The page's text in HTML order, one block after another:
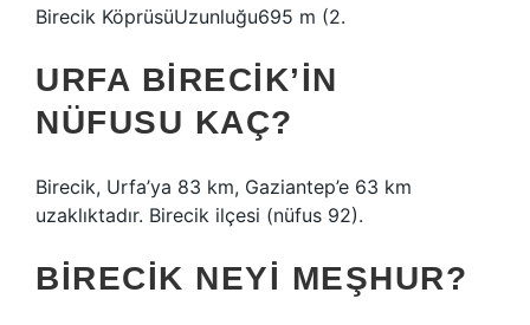
Birecik KöprüsüUzunluğu695 m (2.
URFA BIRECIK’IN
NÜFUSU KAÇ?
Birecik, Urfa’ya 83 km, Gaziantep’e 63 km
uzaklıktadır. Birecik ilçesi (nüfus 92).
BIRECIK NEYI MEŞHUR?